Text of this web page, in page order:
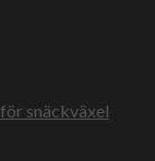
snäckväxel